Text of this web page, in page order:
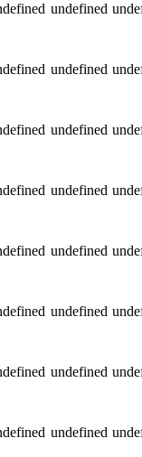
undefined
undefined
undefined
undefined
undefined
undefined
undefined
undefined